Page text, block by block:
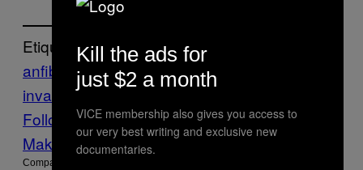
Etiquetado:
anfibio
Australia biodiversidad
invasoras
Florida
Follow Us On Discover
Make Us Preferred In Top Stories
Compartir:
Kill the ads for
just $2 a month
VICE membership also gives you access to
our very best writing and exclusive new
documentaries.